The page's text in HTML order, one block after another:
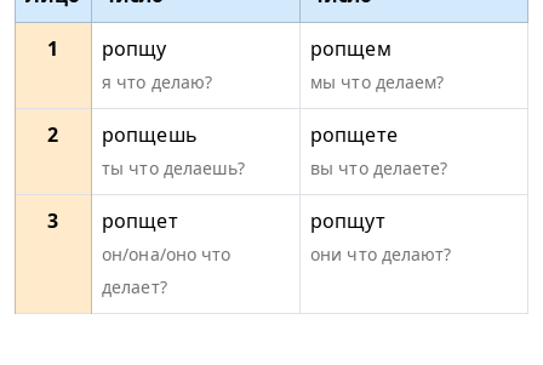
1
ропщу
я что делаю?
ропщем
мы что делаем?
2 ропщешь
ты что делаешь?
ропщете
вы что делаете?
3 ропщет
он/она/оно что
делает?
ропщут
они что делают?